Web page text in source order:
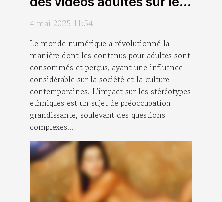
stéréotypes ethniques
4 mai 2025 11:54
Le monde numérique a révolutionné la
manière dont les contenus pour adultes sont
consommés et perçus, ayant une influence
considérable sur la société et la culture
contemporaines. L'impact sur les stéréotypes
ethniques est un sujet de préoccupation
grandissante, soulevant des questions
complexes...